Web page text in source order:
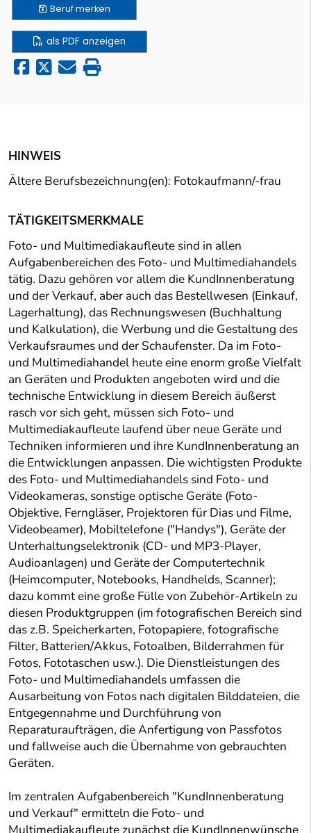
Berufmerken
als PDF anzeigen
HINWEIS
Ältere Berufsbezeichnung(en): Fotokaufmann/-frau
TÄTIGKEITSMERKMALE
Foto- und Multimediakaufleute sind in allen
Aufgabenbereichen des Foto- und Multimediahandels
tätig. Dazu gehören vor allem die KundInnenberatung
und der Verkauf, aber auch das Bestellwesen (Einkauf,
Lagerhaltung), das Rechnungswesen (Buchhaltung
und Kalkulation), die Werbung und die Gestaltung des
Verkaufsraumes und der Schaufenster. Da im Foto-
und Multimediahandel heute eine enorm große Vielfalt
an Geräten und Produkten angeboten wird und die
technische Entwicklung in diesem Bereich äußerst
rasch vor sich geht, müssen sich Foto- und
Multimediakaufleute laufend über neue Geräte und
Techniken informieren und ihre KundInnenberatung an
die Entwicklungen anpassen. Die wichtigsten Produkte
des Foto- und Multimediahandels sind Foto- und
Videokameras, sonstige optische Geräte (Foto-
Objektive, Ferngläser, Projektoren für Dias und Filme,
Videobeamer), Mobiltelefone ("Handys"), Geräte der
Unterhaltungselektronik (CD- und MP3-Player,
Audioanlagen) und Geräte der Computertechnik
(Heimcomputer, Notebooks, Handhelds, Scanner);
dazu kommt eine große Fülle von Zubehör-Artikeln zu
diesen Produktgruppen (im fotografischen Bereich sind
das z.B. Speicherkarten, Fotopapiere, fotografische
Filter, Batterien/Akkus, Fotoalben, Bilderrahmen für
Fotos, Fototaschen usw.). Die Dienstleistungen des
Foto- und Multimediahandels umfassen die
Ausarbeitung von Fotos nach digitalen Bilddateien, die
Entgegennahme und Durchführung von
Reparaturaufträgen, die Anfertigung von Passfotos
und fallweise auch die Übernahme von gebrauchten
Geräten.
Im zentralen Aufgabenbereich "KundInnenberatung
und Verkauf" ermitteln die Foto- und